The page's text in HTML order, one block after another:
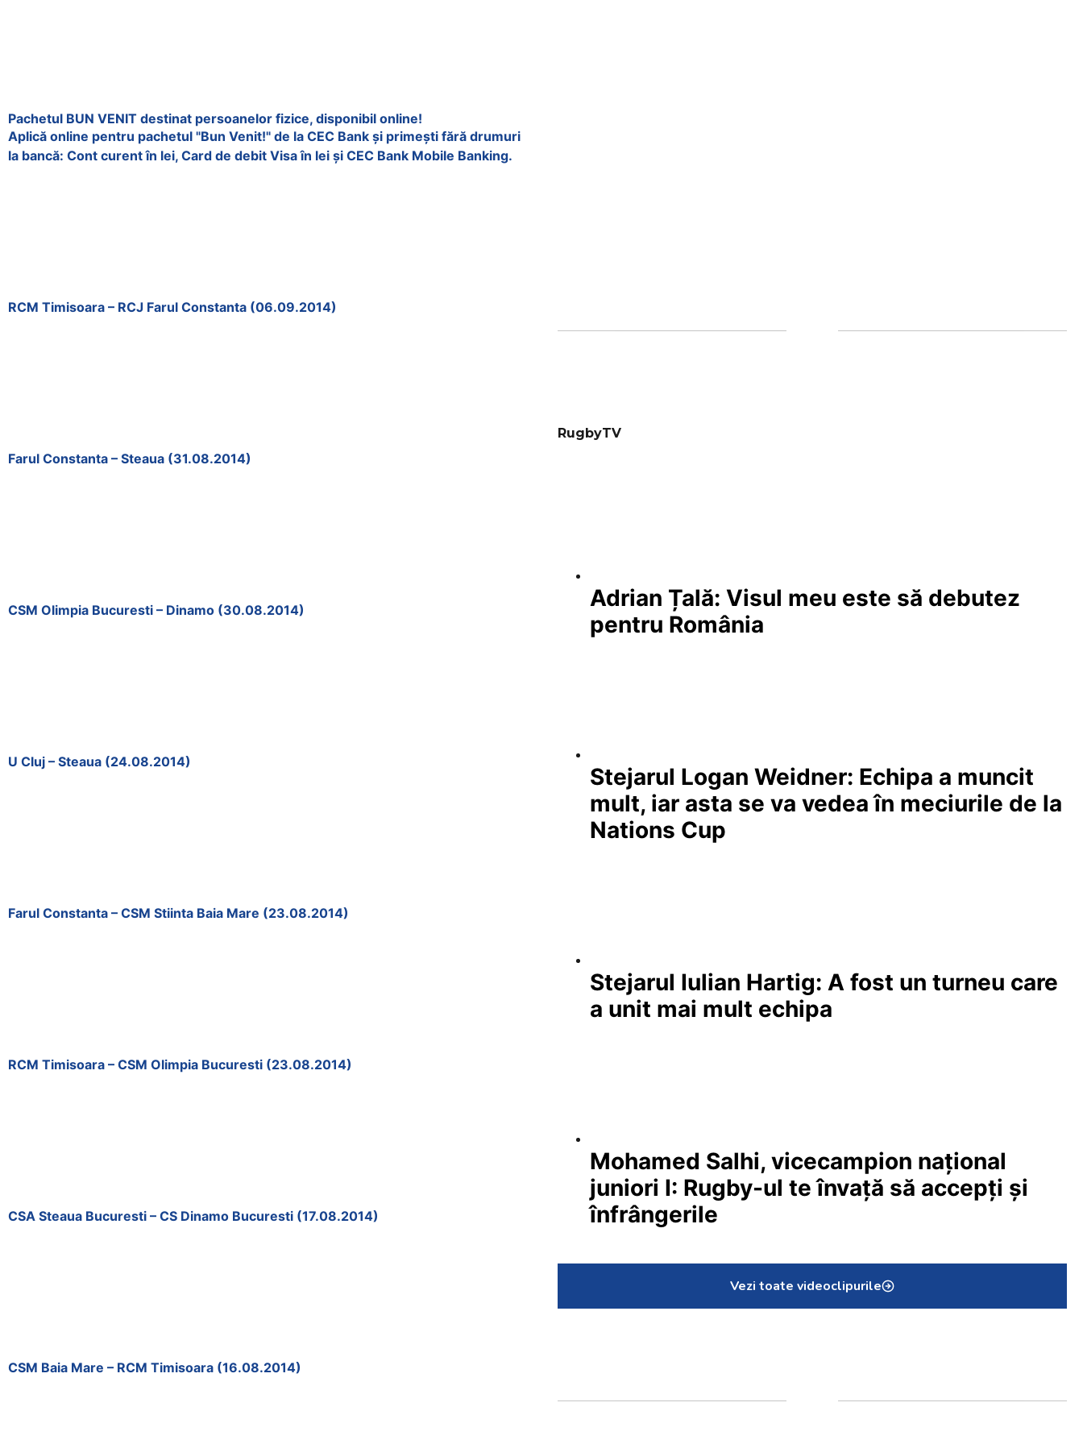
Pachetul BUN VENIT destinat persoanelor fizice, disponibil online!
Aplică online pentru pachetul "Bun Venit!" de la CEC Bank și primești fără drumuri
la bancă: Cont curent în lei, Card de debit Visa în lei și CEC Bank Mobile Banking.​
RCM Timisoara – RCJ Farul Constanta (06.09.2014)
Farul Constanta – Steaua (31.08.2014)
CSM Olimpia Bucuresti – Dinamo (30.08.2014)
U Cluj – Steaua (24.08.2014)
Farul Constanta – CSM Stiinta Baia Mare (23.08.2014)
RCM Timisoara – CSM Olimpia Bucuresti (23.08.2014)
CSA Steaua Bucuresti – CS Dinamo Bucuresti (17.08.2014)
CSM Baia Mare – RCM Timisoara (16.08.2014)
RugbyTV
Adrian Țală: Visul meu este să debutez
pentru România
Stejarul Logan Weidner: Echipa a muncit
mult, iar asta se va vedea în meciurile de la
Nations Cup
Stejarul Iulian Hartig: A fost un turneu care
a unit mai mult echipa
Mohamed Salhi, vicecampion național
juniori I: Rugby-ul te învață să accepți și
înfrângerile
Vezi toate videoclipurile